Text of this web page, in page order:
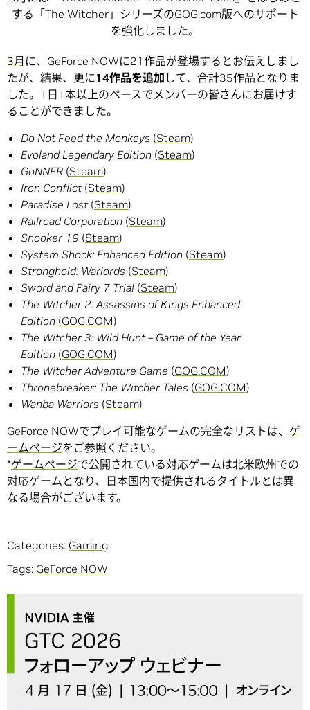
する「The Witcher」シリーズのGOG.com版へのサポート
を強化しました。
3月 に、GeForce NOWに21作品が登場するとお伝えしまし
たが、結果、更に14作品を追加 して、合計35作品となりま
した。1日1本以上のペースでメンバーの皆さんにお届けす
ることができました。
Do Not Feed the Monkeys (Steam)
Evoland Legendary Edition (Steam)
GoNNER (Steam)
Iron Conflict (Steam)
Paradise Lost(Steam)
Railroad Corporation (Steam)
Snooker 19 (Steam)
System Shock: Enhanced Edition (Steam)
Stronghold: Warlords (Steam)
Sword and Fairy 7 Trial (Steam)
The Witcher 2: Assassins of Kings Enhanced
Edition (GOG.COM)
The Witcher 3: Wild Hunt – Game of the Year
Edition (GOG.COM)
The Witcher Adventure Game (GOG.COM)
Thronebreaker: The Witcher Tales (GOG.COM)
Wanba Warriors (Steam)
GeForce NOWでプレイ可能なゲームの完全なリストは、 ゲ
ームぺージをご参照ください。
*ゲームページで公開されている対応ゲームは北米欧州での
対応ゲームとなり、日本国内で提供されるタイトルとは異
なる場合がございます。
Categories: Gaming
Tags: GeForce NOW